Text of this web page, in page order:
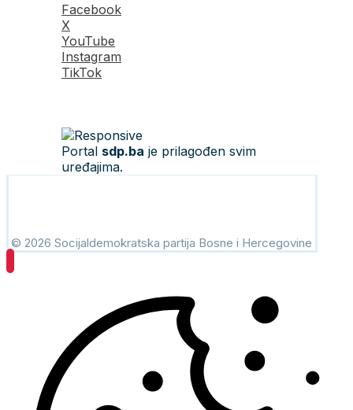
Facebook
X
YouTube
Instagram
TikTok
Portal sdp.ba je prilagođen svim
uređajima.
© 2026 Socijaldemokratska partija Bosne i Hercegovine